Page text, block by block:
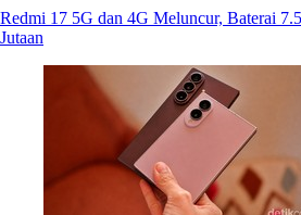
Redmi 17 5G dan 4G Meluncur, Baterai
Jutaan